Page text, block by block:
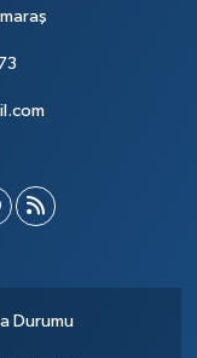
Durumu